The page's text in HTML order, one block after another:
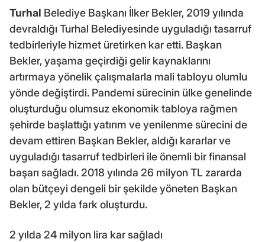
Turhal Belediye Başkanı İlker Bekler, 2019 yılında
devraldığı Turhal Belediyesinde uyguladığı tasarruf
tedbirleriyle hizmet üretirken kar etti. Başkan
Bekler, yaşama geçirdiği gelir kaynaklarını
artırmaya yönelik çalışmalarla mali tabloyu olumlu
yönde değiştirdi. Pandemi sürecinin ülke genelinde
oluşturduğu olumsuz ekonomik tabloya rağmen
şehirde başlattığı yatırım ve yenilenme sürecini de
devam ettiren Başkan Bekler, aldığı kararlar ve
uyguladığı tasarruf tedbirleri ile önemli bir finansal
başarı sağladı. 2018 yılında 26 milyon TL zararda
olan bütçeyi dengeli bir şekilde yöneten Başkan
Bekler, 2 yılda fark oluşturdu.
2 yılda 24 milyon lira kar sağladı